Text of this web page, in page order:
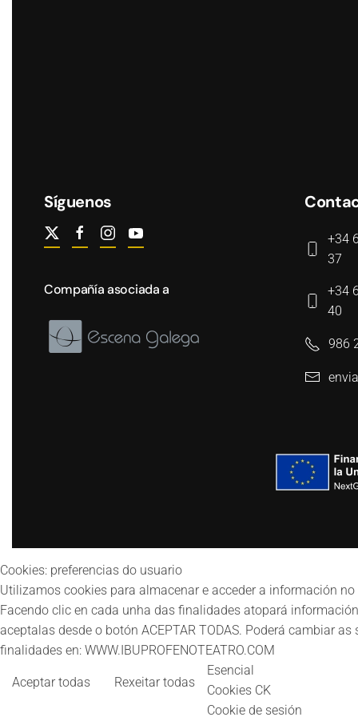
Síguenos
Compañía asociada a
+34
37
+34
40
986
Cookies: preferencias do usuario
Utilizamos cookies para almacenar e acceder a información
Facendo clic en cada unha das finalidades atopará
aceptalas desde o botón ACEPTAR TODAS. Poderá cambiar
finalidades en: WWW.IBUPROFENOTEATRO.COM
Aceptar todas Rexeitar todas
Esencial
Cookies CK
Cookie de sesión